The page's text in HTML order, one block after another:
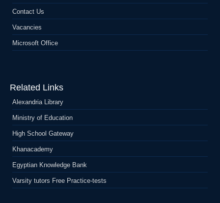
Contact Us
Vacancies
Microsoft Office
Related Links
Alexandria Library
Ministry of Education
High School Gateway
Khanacademy
Egyptian Knowledge Bank
Varsity tutors Free Practice-tests